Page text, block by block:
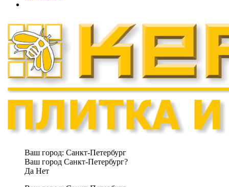
Ваш город: Санкт-Петербург
Ваш город Санкт-Петербург?
Да Нет